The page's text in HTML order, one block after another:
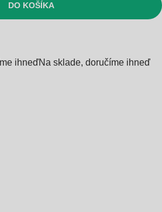
DO KOŠÍKA
ihneďNa sklade, doručíme ihneď